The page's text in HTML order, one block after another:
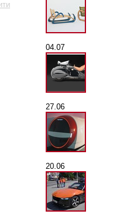
04.07
27.06
20.06